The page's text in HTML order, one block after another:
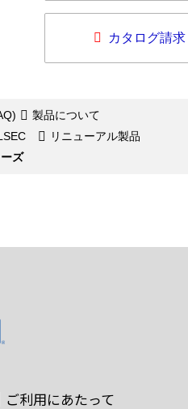
カタログ請求
製品について
リニューアル製品
ズ
ご利用にあたって